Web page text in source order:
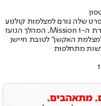
שלה גורם למצלמות קולנוע
מקצועיות להזיע • GoPro מכריזה על סדרת ה-Mission 1, המהלך הנועז
האקשן" לטובת חיישן
מתחלפות